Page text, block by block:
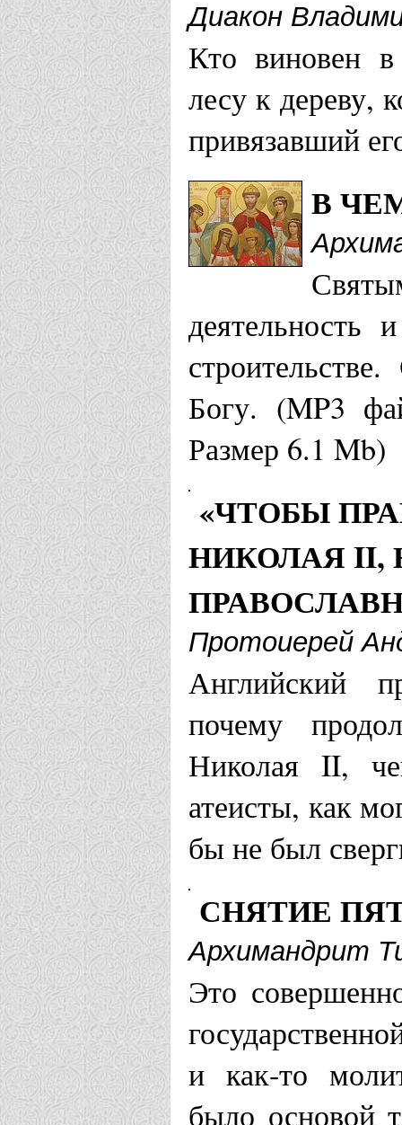
Московская
Храм
Храм
Храм
Москва
Храм
Строгино
Храм
Московская
Храм
Одинцово
Храм Илии
Храм
Храм
г. Мытищи
Гуслицкий
мужской
Диакон
Кто виновен в
лесу к дереву,
привязавший
В
деятельность
Богу. (MP3
Размер 6.1 Mb)
«ЧТОБЫ
НИКОЛАЯ II,
Протоиерей
Английский
почему
Николая II,
атеисты, как
бы не был
СНЯТИЕ
Архимандрит
Это
и как-то
было основой